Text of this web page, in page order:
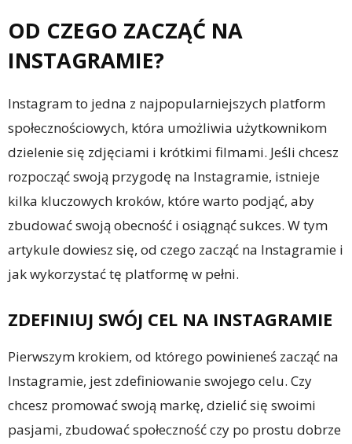
OD CZEGO ZACZĄĆ NA
INSTAGRAMIE?
Instagram to jedna z najpopularniejszych platform
społecznościowych, która umożliwia użytkownikom
dzielenie się zdjęciami i krótkimi filmami. Jeśli chcesz
rozpocząć swoją przygodę na Instagramie, istnieje
kilka kluczowych kroków, które warto podjąć, aby
zbudować swoją obecność i osiągnąć sukces. W tym
artykule dowiesz się, od czego zacząć na Instagramie i
jak wykorzystać tę platformę w pełni.
ZDEFINIUJ SWÓJ CEL NA INSTAGRAMIE
Pierwszym krokiem, od którego powinieneś zacząć na
Instagramie, jest zdefiniowanie swojego celu. Czy
chcesz promować swoją markę, dzielić się swoimi
pasjami, zbudować społeczność czy po prostu dobrze